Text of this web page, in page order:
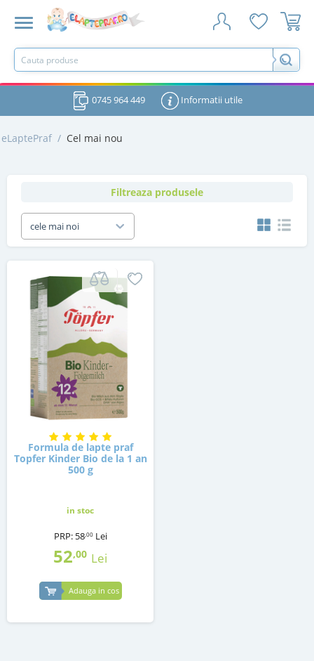
0745 964 449 Informatii utile
eLaptePraf / Cel mai nou
Filtreaza produsele
cele mai noi
Formula de lapte praf
Topfer Kinder Bio de la 1 an
500 g
in stoc
PRP: 58,00 Lei
52,00 Lei
Adauga in cos